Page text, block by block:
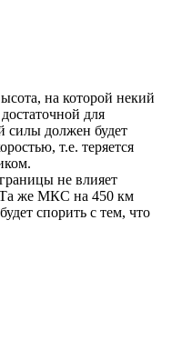
на которой некий
для
силы должен будет
т.е. теряется
не влияет
Та же МКС на 450 км
спорить с тем, что